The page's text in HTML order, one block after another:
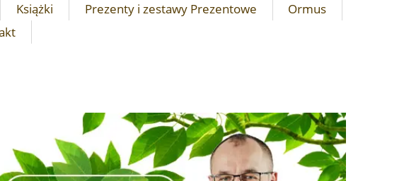
Książki Prezenty i zestawy Prezentowe
Ormus